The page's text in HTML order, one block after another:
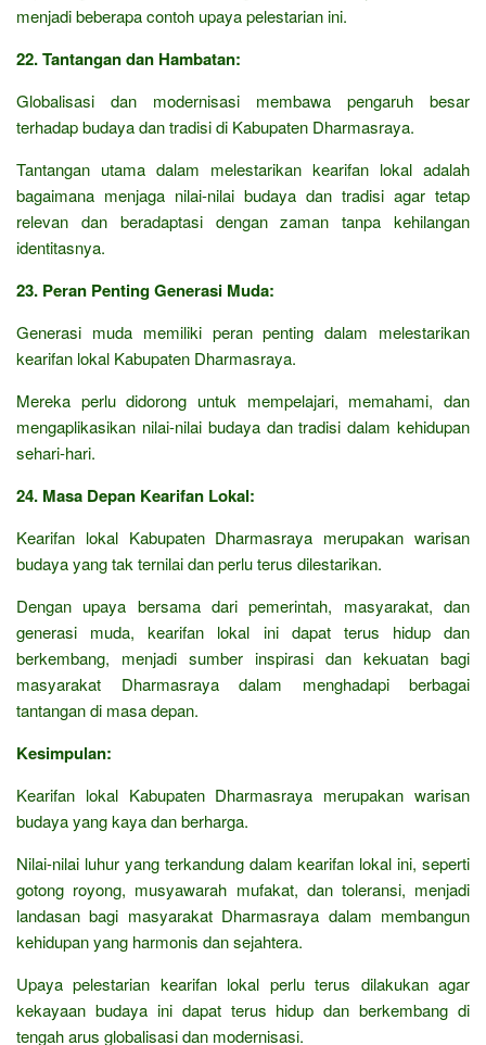
menjadi beberapa contoh upaya pelestarian ini.
22. Tantangan dan Hambatan:
Globalisasi dan modernisasi membawa pengaruh besar
terhadap budaya dan tradisi di Kabupaten Dharmasraya.
Tantangan utama dalam melestarikan kearifan lokal adalah
bagaimana menjaga nilai-nilai budaya dan tradisi agar tetap
relevan dan beradaptasi dengan zaman tanpa kehilangan
identitasnya.
23. Peran Penting Generasi Muda:
Generasi muda memiliki peran penting dalam melestarikan
kearifan lokal Kabupaten Dharmasraya.
Mereka perlu didorong untuk mempelajari, memahami, dan
mengaplikasikan nilai-nilai budaya dan tradisi dalam kehidupan
sehari-hari.
24. Masa Depan Kearifan Lokal:
Kearifan lokal Kabupaten Dharmasraya merupakan warisan
budaya yang tak ternilai dan perlu terus dilestarikan.
Dengan upaya bersama dari pemerintah, masyarakat, dan
generasi muda, kearifan lokal ini dapat terus hidup dan
berkembang, menjadi sumber inspirasi dan kekuatan bagi
masyarakat Dharmasraya dalam menghadapi berbagai
tantangan di masa depan.
Kesimpulan:
Kearifan lokal Kabupaten Dharmasraya merupakan warisan
budaya yang kaya dan berharga.
Nilai-nilai luhur yang terkandung dalam kearifan lokal ini, seperti
gotong royong, musyawarah mufakat, dan toleransi, menjadi
landasan bagi masyarakat Dharmasraya dalam membangun
kehidupan yang harmonis dan sejahtera.
Upaya pelestarian kearifan lokal perlu terus dilakukan agar
kekayaan budaya ini dapat terus hidup dan berkembang di
tengah arus globalisasi dan modernisasi.